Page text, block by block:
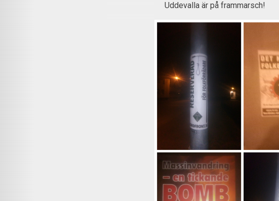
Uddevalla är på frammarsch!